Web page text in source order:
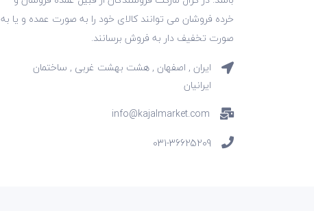
خرده فروشان می توانند کالای خود را به صورت عمده و یا به
صورت تخفیف دار به فروش برسانند.
ایران , اصفهان , هشت بهشت غربی , ساختمان
ایرانیان
info@kajalmarket.com
031-36625209